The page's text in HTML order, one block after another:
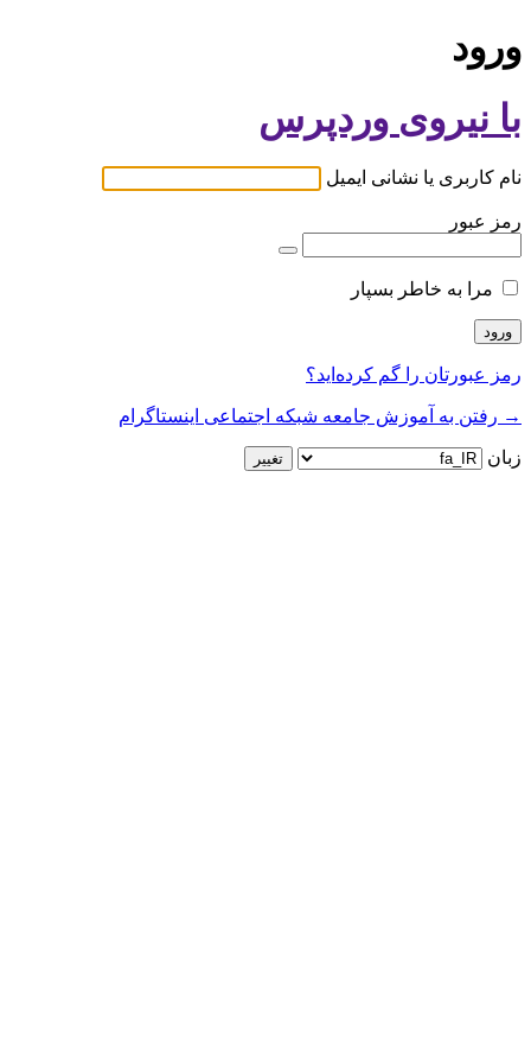
ورود
با نیروی وردپرس
نام کاربری یا نشانی ایمیل
رمز عبور
مرا به خاطر بسپار
رمز عبورتان را گم کرده‌اید؟
→ رفتن به آموزش جامعه شبکه اجتماعی اینستاگرام
زبان